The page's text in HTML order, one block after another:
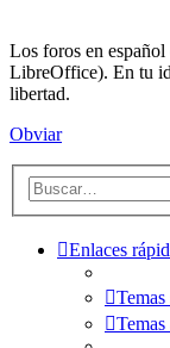
Los foros en
LibreOffice). En tu
libertad.
Obviar
Enlaces
Temas